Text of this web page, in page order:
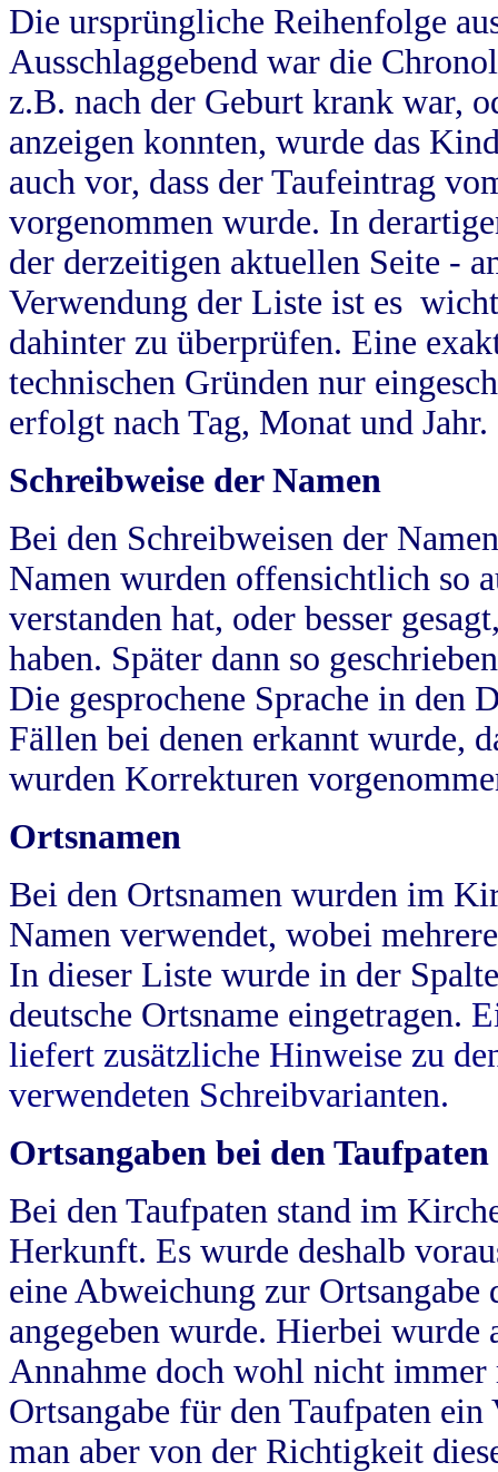
Die ursprüngliche Reihenfolge
Ausschlaggebend war die
z.B. nach der Geburt krank war,
anzeigen konnten, wurde das
auch vor, dass der Taufeintrag
vorgenommen wurde. In
der derzeitigen aktuellen Seite -
Verwendung der Liste ist es
dahinter zu überprüfen. Eine
technischen Gründen nur
erfolgt nach Tag, Monat und Jahr.
Schreibweise der Namen
Bei den Schreibweisen der
Namen wurden offensichtlich so
verstanden hat, oder besser
haben. Später dann so
Die gesprochene Sprache in
Fällen bei denen erkannt wurde,
wurden Korrekturen
Ortsnamen
Bei den Ortsnamen wurden im
Namen verwendet, wobei
In dieser Liste wurde in der
deutsche Ortsname eingetragen.
liefert zusätzliche Hinweise zu
verwendeten Schreibvarianten.
Ortsangaben bei den Taufpaten
Bei den Taufpaten stand im
Herkunft. Es wurde deshalb
eine Abweichung zur
angegeben wurde. Hierbei wurde
Annahme doch wohl nicht
Ortsangabe für den Taufpaten
man aber von der Richtigkeit